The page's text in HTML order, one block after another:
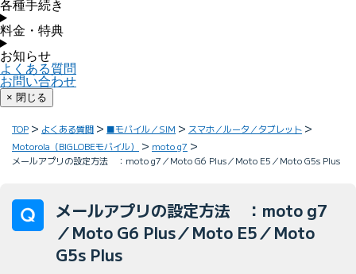
各種手続き
料金・特典
お知らせ
よくある質問
お問い合わせ
× 閉じる
TOP よくある質問 ■モバイル／SIM
スマホ／ルータ／タブレット
Motorola（BIGLOBEモバイル）
moto g7
メールアプリの設定方法 ：moto g7／Moto G6 Plus／Moto E5／Moto G5s Plus
メールアプリの設定方法 ：moto g7
／Moto G6 Plus／Moto E5／Moto
G5s Plus